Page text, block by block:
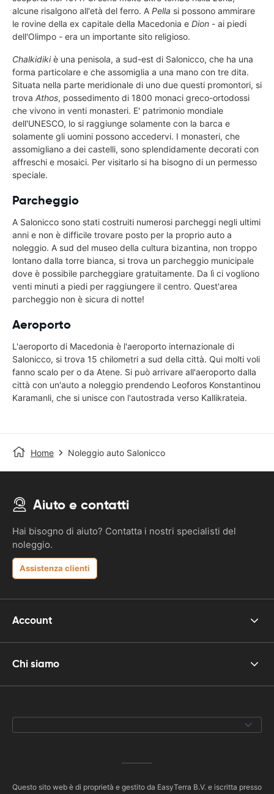
alcune risalgono all'età del ferro. A Pella si possono ammirare
le rovine della ex capitale della Macedonia e Dion - ai piedi
dell'Olimpo - era un importante sito religioso.
Chalkidikiè una penisola, a sud-est di Salonicco, che ha una
forma particolare e che assomiglia a una mano con tre dita.
Situata nella parte meridionale di uno due questi promontori, si
trova Athos, possedimento di 1800 monaci greco-ortodossi
che vivono in venti monasteri. E' patrimonio mondiale
dell'UNESCO, lo si raggiunge solamente con la barca e
solamente gli uomini possono accedervi. I monasteri, che
assomigliano a dei castelli, sono splendidamente decorati con
affreschi e mosaici. Per visitarlo si ha bisogno di un permesso
speciale.
Parcheggio
A Salonicco sono stati costruiti numerosi parcheggi negli ultimi
anni e non è difficile trovare posto per la proprio auto a
noleggio. A sud del museo della cultura bizantina, non troppo
lontano dalla torre bianca, si trova un parcheggio municipale
dove è possibile parcheggiare gratuitamente. Da lì ci vogliono
venti minuti a piedi per raggiungere il centro. Quest'area
parcheggio non è sicura di notte!
Aeroporto
L'aeroporto di Macedonia è l'aeroporto internazionale di
Salonicco, si trova 15 chilometri a sud della città. Qui molti voli
fanno scalo per o da Atene. Si può arrivare all'aeroporto dalla
città con un'auto a noleggio prendendo Leoforos Konstantinou
Karamanli, che si unisce con l'autostrada verso Kallikrateia.
Home Noleggio auto Salonicco
Aiuto e contatti
Hai bisogno di aiuto? Contatta i nostri specialisti del
noleggio.
Assistenza clienti
Account
Chi siamo
Questo sito web è di proprietà e gestito da EasyTerra B.V. e iscritta presso